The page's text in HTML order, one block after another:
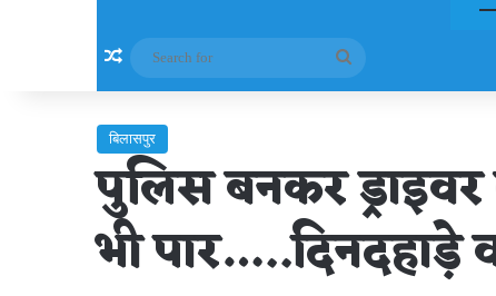
Random Article
for
बिलासपुर
पुलिस बनकर
भी